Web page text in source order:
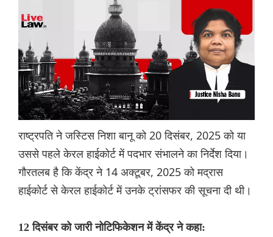
राष्ट्रपति ने जस्टिस निशा बानू को 20 दिसंबर, 2025 को या
उससे पहले केरल हाईकोर्ट में पदभार संभालने का निर्देश दिया।
गौरतलब है कि केंद्र ने 14 अक्टूबर, 2025 को मद्रास
हाईकोर्ट से केरल हाईकोर्ट में उनके ट्रांसफर की सूचना दी थी।
12 दिसंबर को जारी नोटिफिकेशन में केंद्र ने कहा: